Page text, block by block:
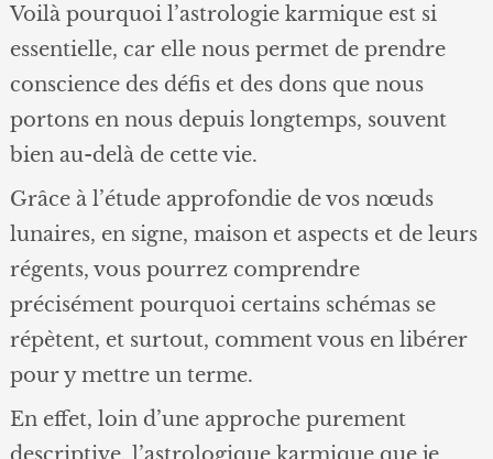
Voilà pourquoi l’astrologie karmique est si
essentielle, car elle nous permet de prendre
conscience des défis et des dons que nous
portons en nous depuis longtemps, souvent
bien au-delà de cette vie.
Grâce à l’étude approfondie de vos nœuds
lunaires, en signe, maison et aspects et de leurs
régents, vous pourrez comprendre
précisément pourquoi certains schémas se
répètent, et surtout, comment vous en libérer
pour y mettre un terme.
En effet, loin d’une approche purement
descriptive, l’astrologique karmique que je